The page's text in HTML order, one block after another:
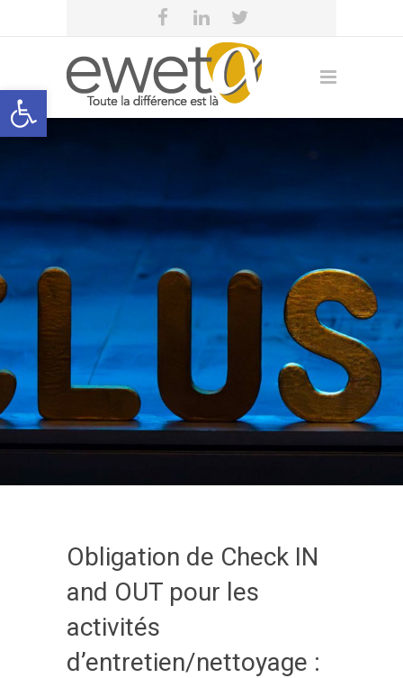
Open toolbar
eweta
Obligation de Check IN
and OUT pour les
activités
d’entretien/nettoyage :